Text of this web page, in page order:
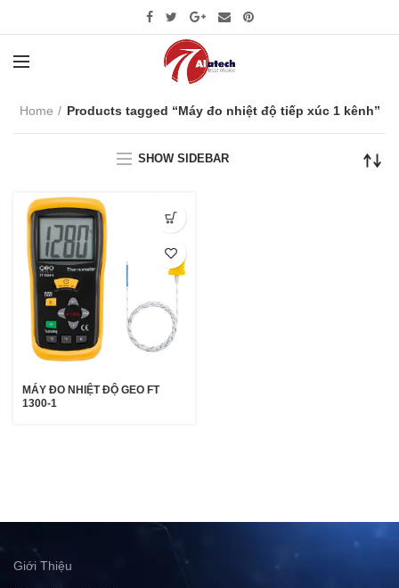
Home Products tagged “Máy đo nhiệt độ tiếp xúc 1 kênh”
SHOW SIDEBAR
MÁY ĐO NHIỆT ĐỘ GEO FT
1300-1
Giới Thiệu